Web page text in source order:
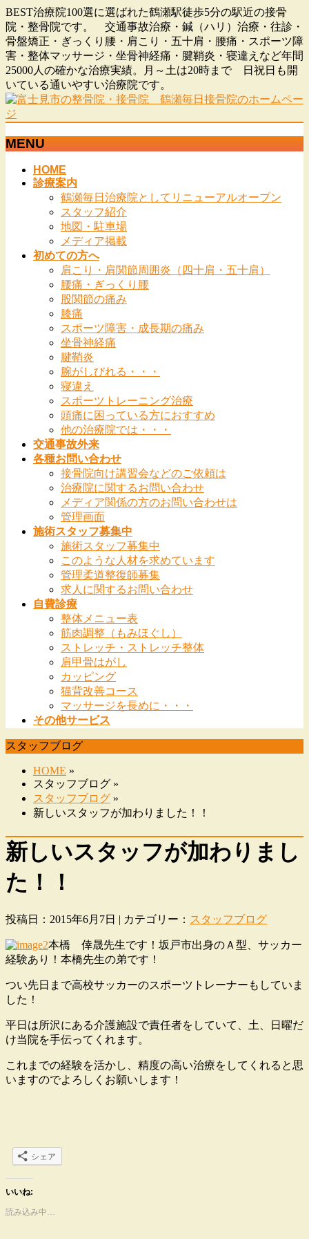
BEST治療院100選に選ばれた鶴瀬駅徒歩5分の駅近の接骨
院・整骨院です。 交通事故治療・鍼（ハリ）治療・往診・
骨盤矯正・ぎっくり腰・肩こり・五十肩・腰痛・スポーツ障
害・整体マッサージ・坐骨神経痛・腱鞘炎・寝違えなど年間
25000人の確かな治療実績。月～土は20時まで 日祝日も開
いている通いやすい治療院です。
MENU
HOME
診療案内
鶴瀬毎日治療院としてリニューアルオープン
スタッフ紹介
地図・駐車場
メディア掲載
初めての方へ
肩こり・肩関節周囲炎（四十肩・五十肩）
腰痛・ぎっくり腰
股関節の痛み
膝痛
スポーツ障害・成長期の痛み
坐骨神経痛
腱鞘炎
腕がしびれる・・・
寝違え
スポーツトレーニング治療
頭痛に困っている方におすすめ
他の治療院では・・・
交通事故外来
各種お問い合わせ
接骨院向け講習会などのご依頼は
治療院に関するお問い合わせ
メディア関係の方のお問い合わせは
管理画面
施術スタッフ募集中
施術スタッフ募集中
このような人材を求めています
管理柔道整復師募集
求人に関するお問い合わせ
自費診療
整体メニュー表
筋肉調整（もみほぐし）
ストレッチ・ストレッチ整体
肩甲骨はがし
カッピング
猫背改善コース
マッサージを長めに・・・
その他サービス
スタッフブログ
HOME »
スタッフブログ »
スタッフブログ »
新しいスタッフが加わりました！！
新しいスタッフが加わりまし
た！！
投稿日：2015年6月7日 | カテゴリー： スタッフブログ
本橋 倖晟先生です！坂戸市出身のＡ型、サッカー
経験あり！本橋先生の弟です！
つい先日まで高校サッカーのスポーツトレーナーもしていま
した！
平日は所沢にある介護施設で責任者をしていて、土、日曜だ
け当院を手伝ってくれます。
これまでの経験を活かし、精度の高い治療をしてくれると思
いますのでよろしくお願いします！
シェア
いいね:
読み込み中…